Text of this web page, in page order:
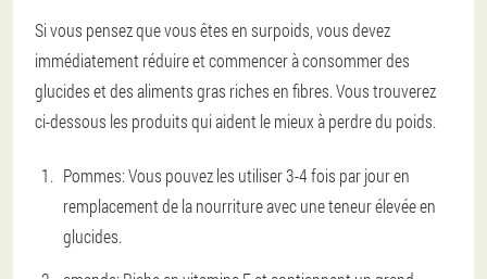
Si vous pensez que vous êtes en surpoids, vous devez
immédiatement réduire et commencer à consommer des
glucides et des aliments gras riches en fibres. Vous trouverez
ci-dessous les produits qui aident le mieux à perdre du poids.
Pommes: Vous pouvez les utiliser 3-4 fois par jour en
remplacement de la nourriture avec une teneur élevée en
glucides.